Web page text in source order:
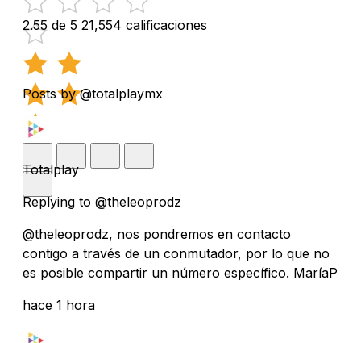
2.55 de 5 21,554 calificaciones
Posts by @totalplaymx
Totalplay
Replying to @theleoprodz
@theleoprodz, nos pondremos en contacto
contigo a través de un conmutador, por lo que no
es posible compartir un número específico. MaríaP
hace 1 hora